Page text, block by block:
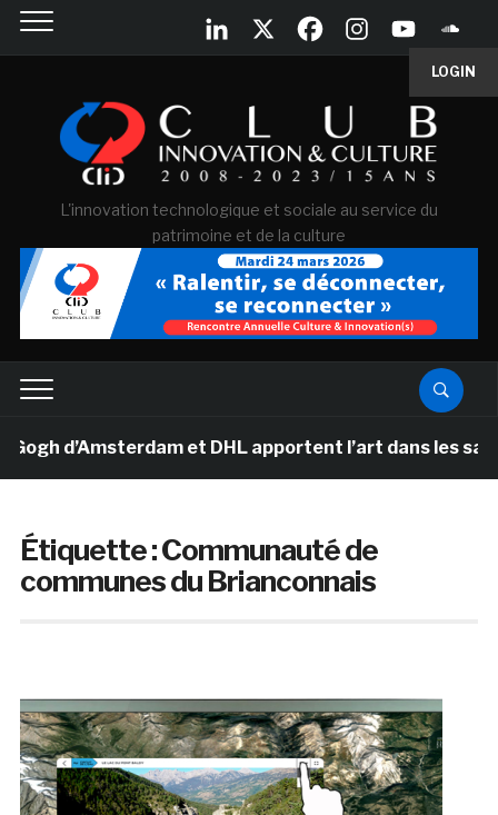
LOGIN
L'innovation technologique et sociale au service du
patrimoine et de la culture
d’Amsterdam et DHL apportent l’art dans les salles
Étiquette :Communauté de
communes du Brianconnais